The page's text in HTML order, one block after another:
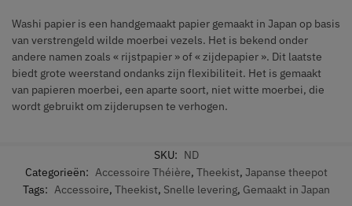
Washi papier is een handgemaakt papier gemaakt in Japan op basis
van verstrengeld wilde moerbei vezels. Het is bekend onder
andere namen zoals « rijstpapier » of « zijdepapier ». Dit laatste
biedt grote weerstand ondanks zijn flexibiliteit. Het is gemaakt
van papieren moerbei, een aparte soort, niet witte moerbei, die
wordt gebruikt om zijderupsen te verhogen.
SKU: ND
Categorieën: Accessoire Théière, Theekist, Japanse theepot
Tags: Accessoire, Theekist, Snelle levering, Gemaakt in Japan